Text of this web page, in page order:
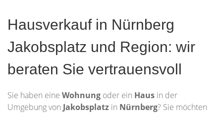
Hausverkauf in Nürnberg
Jakobsplatz und Region: wir
beraten Sie vertrauensvoll
Sie haben eine Wohnung oder ein Haus in der
Umgebung von Jakobsplatz in Nürnberg? Sie möchten